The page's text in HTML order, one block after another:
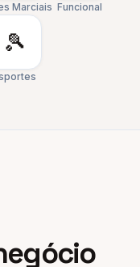
Marciais Funcional
🎾